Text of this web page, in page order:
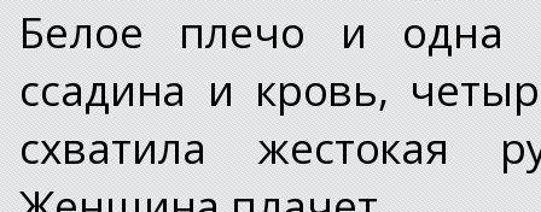
Белое плечо и одна
ссадина и кровь,
схватила жестокая